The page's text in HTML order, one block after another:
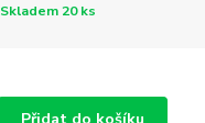
Skladem 20 ks